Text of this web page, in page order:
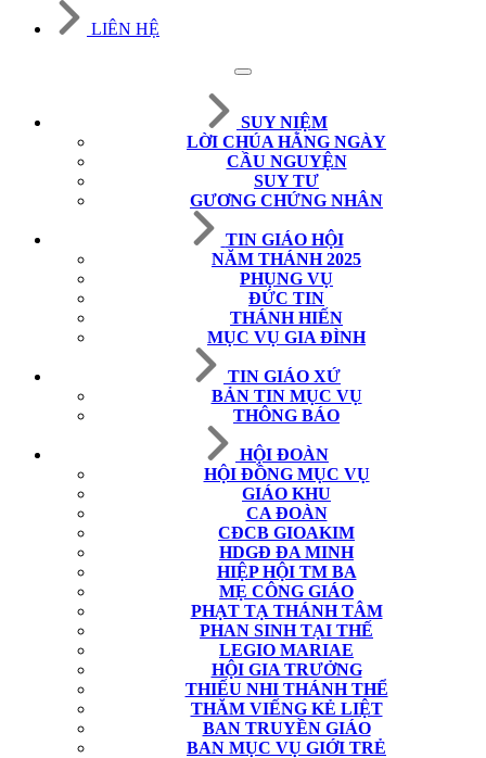
LIÊN HỆ
SUY NIỆM
LỜI CHÚA HẰNG NGÀY
CẦU NGUYỆN
SUY TƯ
GƯƠNG CHỨNG NHÂN
TIN GIÁO HỘI
NĂM THÁNH 2025
PHỤNG VỤ
ĐỨC TIN
THÁNH HIẾN
MỤC VỤ GIA ĐÌNH
TIN GIÁO XỨ
BẢN TIN MỤC VỤ
THÔNG BÁO
HỘI ĐOÀN
HỘI ĐỒNG MỤC VỤ
GIÁO KHU
CA ĐOÀN
CĐCB GIOAKIM
HDGĐ ĐA MINH
HIỆP HỘI TM BA
MẸ CÔNG GIÁO
PHẠT TẠ THÁNH TÂM
PHAN SINH TẠI THẾ
LEGIO MARIAE
HỘI GIA TRƯỞNG
THIẾU NHI THÁNH THỂ
THĂM VIẾNG KẺ LIỆT
BAN TRUYỀN GIÁO
BAN MỤC VỤ GIỚI TRẺ